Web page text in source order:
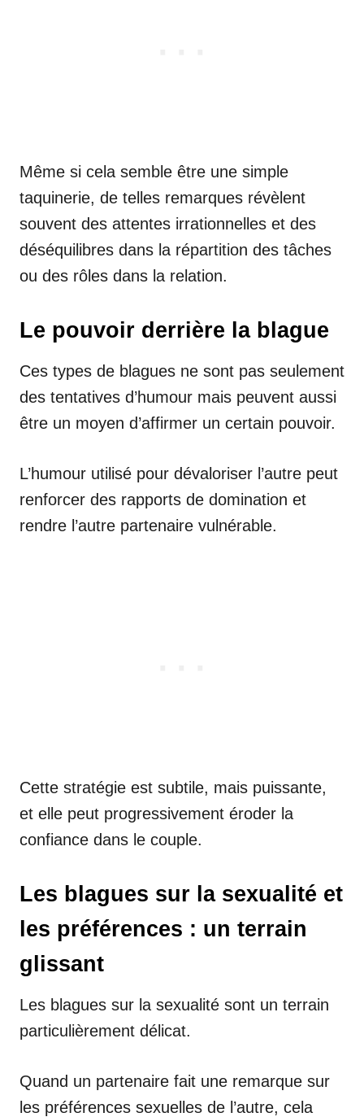
Même si cela semble être une simple
taquinerie, de telles remarques révèlent
souvent des attentes irrationnelles et des
déséquilibres dans la répartition des tâches
ou des rôles dans la relation.
Le pouvoir derrière la blague
Ces types de blagues ne sont pas seulement
des tentatives d’humour mais peuvent aussi
être un moyen d’affirmer un certain pouvoir.
L’humour utilisé pour dévaloriser l’autre peut
renforcer des rapports de domination et
rendre l’autre partenaire vulnérable.
Cette stratégie est subtile, mais puissante,
et elle peut progressivement éroder la
confiance dans le couple.
Les blagues sur la sexualité et
les préférences : un terrain
glissant
Les blagues sur la sexualité sont un terrain
particulièrement délicat.
Quand un partenaire fait une remarque sur
les préférences sexuelles de l’autre, cela